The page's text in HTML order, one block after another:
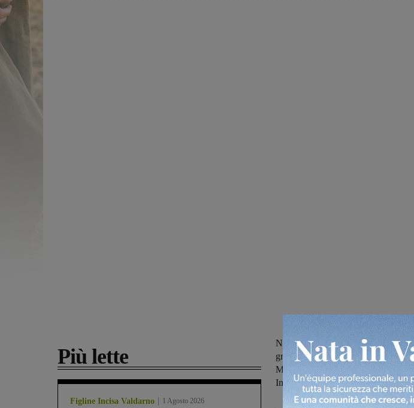
Più lette
Figline Incisa Valdarno 1 Agosto 2026
Nelle colline della Valdambra ma
grandinata ha causato qualche
Montevarchi si registrano alcune
Intervento dei Vigili del fucoo